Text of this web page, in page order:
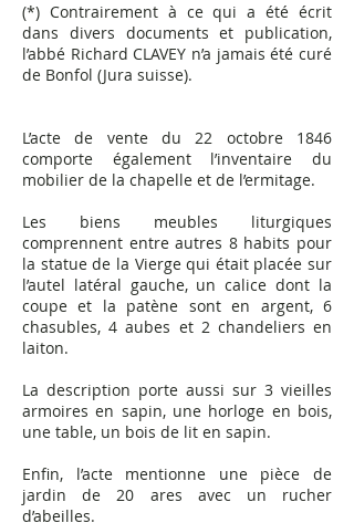
(*) Contrairement à ce qui a été écrit
dans divers documents et publication,
l’abbé Richard CLAVEY n’a jamais été curé
de Bonfol (Jura suisse).
L’acte de vente du 22 octobre 1846
comporte également l’inventaire du
mobilier de la chapelle et de l’ermitage.
Les biens meubles liturgiques
comprennent entre autres 8 habits pour
la statue de la Vierge qui était placée sur
l’autel latéral gauche, un calice dont la
coupe et la patène sont en argent, 6
chasubles, 4 aubes et 2 chandeliers en
laiton.
La description porte aussi sur 3 vieilles
armoires en sapin, une horloge en bois,
une table, un bois de lit en sapin.
Enfin, l’acte mentionne une pièce de
jardin de 20 ares avec un rucher
d’abeilles.